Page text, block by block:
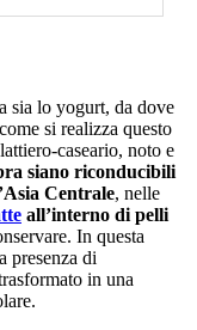
sia lo yogurt, da dove
si realizza questo
caseario, noto e
siano riconducibili
Centrale, nelle
all’interno di pelli
In questa
presenza di
in una